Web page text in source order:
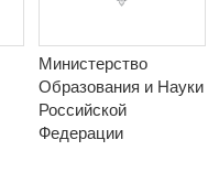
Министерство
Образования и Науки
Российской
Федерации